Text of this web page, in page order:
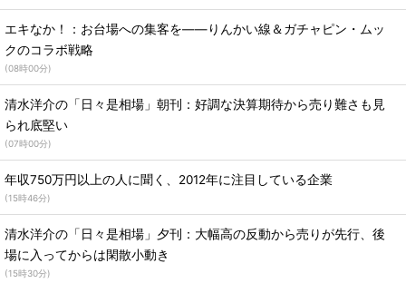
エキなか！：お台場への集客を――りんかい線＆ガチャピン・ムッ
クのコラボ戦略
(08時00分)
清水洋介の「日々是相場」朝刊：好調な決算期待から売り難さも見
られ底堅い
(07時00分)
年収750万円以上の人に聞く、2012年に注目している企業
(15時46分)
清水洋介の「日々是相場」夕刊：大幅高の反動から売りが先行、後
場に入ってからは閑散小動き
(15時30分)